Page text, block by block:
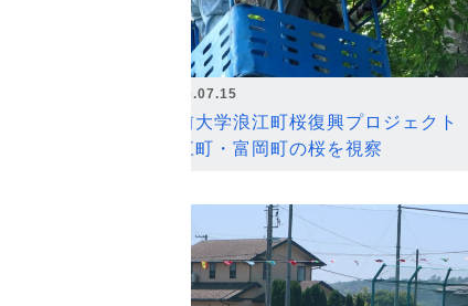
2026.07.15
弘前大学浪江町桜復興プロジェクト
浪江町・富岡町の桜を視察